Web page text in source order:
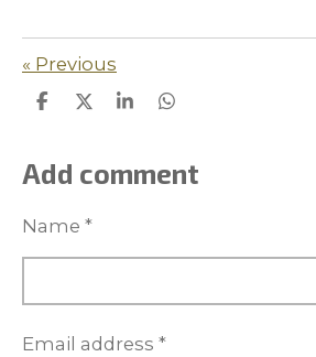
« Previous
S
e
S
e
S
e
S
e
Add comment
Name *
Email address *